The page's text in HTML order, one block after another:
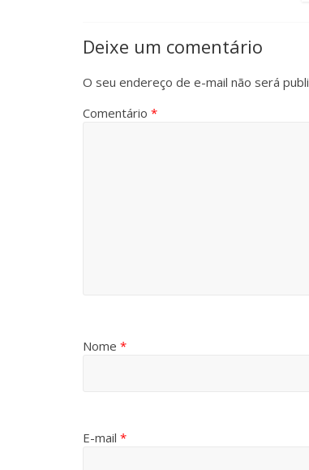
Deixe um comentário
O seu endereço de e-mail não será
Comentário *
Nome *
E-mail *